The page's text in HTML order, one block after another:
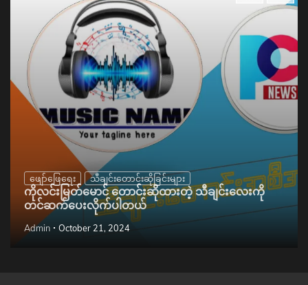
ဖျော်ဖြေရေး သီချင်းတောင်းဆိုခြင်းများ
ကိုလင်းမြတ်မောင် တောင်းဆိုထားတဲ့ သီချင်းလေးကို
တင်ဆက်ပေးလိုက်ပါတယ်
Admin October 21, 2024